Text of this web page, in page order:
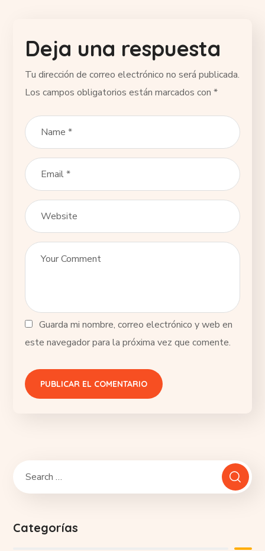
Deja una respuesta
Tu dirección de correo electrónico no será publicada.
Los campos obligatorios están marcados con*
Guarda mi nombre, correo electrónico y web en
este navegador para la próxima vez que comente.
Categorías